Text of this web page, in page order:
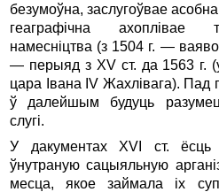
безумоўна, заслугоўвае
геаграфічна ахоплівае
намесніцтва (з 1504 г. —
— перыяд з XV ст. да 1563 г.
цара Івана IV Жахлівага). Пад
ў далейшым будуць
слугі.
У дакументах XVI ст. ёсць
ўнутраную сацыяльную
месца, якое займала іх